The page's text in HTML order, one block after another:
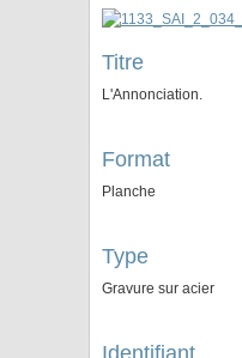
Titre
L'Annonciation.
Format
Planche
Type
Gravure sur acier